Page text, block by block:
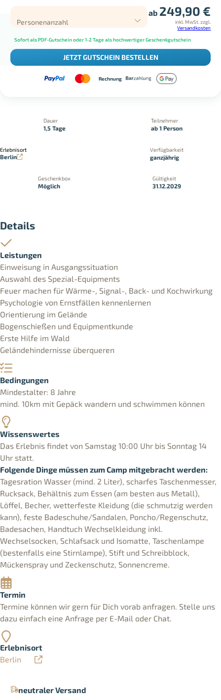
Personenanzahl
ab 249,90 €
inkl. MwSt. zzgl.
Versandkosten
Sofort als PDF-Gutschein oder 1-2 Tage als hochwertiger Geschenkgutschein
JETZT GUTSCHEIN BESTELLEN
Rechnung
Dauer
1,5 Tage
Teilnehmer
ab 1 Person
Erlebnisort
Berlin
Verfügbarkeit
ganzjährig
Geschenkbox
Möglich
Gültigkeit
31.12.2029
neutraler Versand
Details
Leistungen
Einweisung in Ausgangssituation
Auswahl des Spezial-Equipments
Feuer machen für Wärme-, Signal-, Back- und Kochwirkung
Psychologie von Ernstfällen kennenlernen
Orientierung im Gelände
Bogenschießen und Equipmentkunde
Erste Hilfe im Wald
Geländehindernisse überqueren
Bedingungen
Mindestalter: 8 Jahre
mind. 10km mit Gepäck wandern und schwimmen können
Wissenswertes
Das Erlebnis findet von Samstag 10:00 Uhr bis Sonntag 14
Uhr statt.
Folgende Dinge müssen zum Camp mitgebracht werden:
Tagesration Wasser (mind. 2 Liter), scharfes Taschenmesser,
Rucksack, Behältnis zum Essen (am besten aus Metall),
Löffel, Becher, wetterfeste Kleidung (die schmutzig werden
kann), feste Badeschuhe/Sandalen, Poncho/Regenschutz,
Badesachen, Handtuch Wechselkleidung inkl.
Wechselsocken, Schlafsack und Isomatte, Taschenlampe
(bestenfalls eine Stirnlampe), Stift und Schreibblock,
Mückenspray und Zeckenschutz, Sonnencreme.
Termin
Termine können wir gern für Dich vorab anfragen. Stelle uns
dazu einfach eine Anfrage per E-Mail oder Chat.
Erlebnisort
Berlin